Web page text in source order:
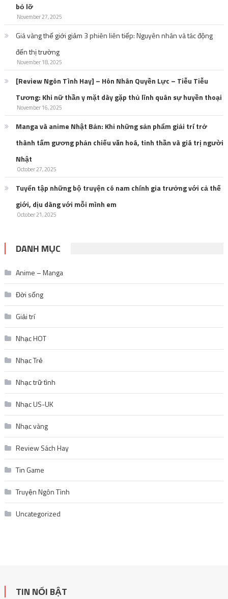
bỏ lỡ
November 27, 2025
Giá vàng thế giới giảm 3 phiên liên tiếp: Nguyên nhân và tác động
đến thị trường
November 18, 2025
[Review Ngôn Tình Hay] – Hôn Nhân Quyền Lực – Tiễu Tiễu
Tương: Khi nữ thần y mặt dày gặp thủ lĩnh quân sự huyền thoại
November 16, 2025
Manga và anime Nhật Bản: Khi những sản phẩm giải trí trở
thành tấm gương phản chiếu văn hoá, tinh thần và giá trị người
Nhật
October 27, 2025
Tuyển tập những bộ truyện có nam chính gia trưởng với cả thế
giới, dịu dàng với mỗi mình em
October 21, 2025
DANH MỤC
Anime – Manga
Đời sống
Giải trí
Nhạc HOT
Nhạc Trẻ
Nhạc trữ tình
Nhạc US-UK
Nhạc vàng
Review Sách Hay
Tin Game
Truyện Ngôn Tình
Uncategorized
TIN NỔI BẬT